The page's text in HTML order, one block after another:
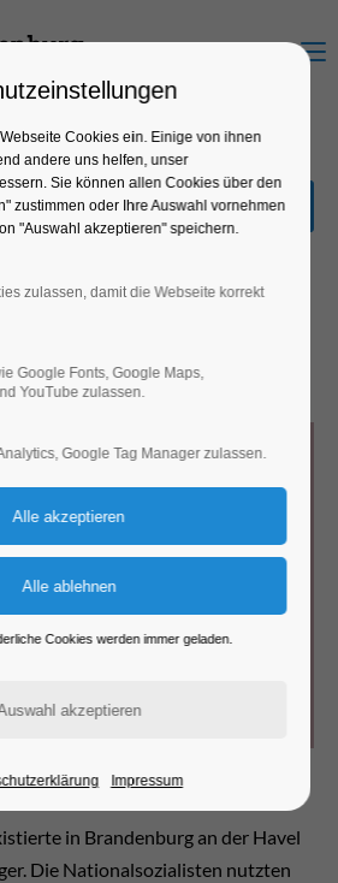
Menu
Terrors"
in Brandenburg an der Havel
Die Nationalsozialisten nutzten
Cookies ein. Einige von ihnen
andere uns helfen, unser
Sie können allen Cookies über den
zustimmen oder Ihre Auswahl vornehmen
"Auswahl akzeptieren" speichern.
zulassen, damit die Webseite korrekt
Google Fonts, Google Maps,
YouTube zulassen.
Google Tag Manager zulassen.
Cookies werden immer geladen.
Impressum